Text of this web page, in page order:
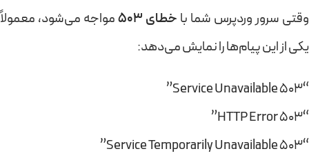
وقتی سرور وردپرس شما با خطای 503
مواجه می‌شود، معمولاً
یکی از این پیام‌ها را نمایش می‌دهد:
“503 Service Unavailable”
“HTTP Error 503”
“503 Service Temporarily Unavailable”